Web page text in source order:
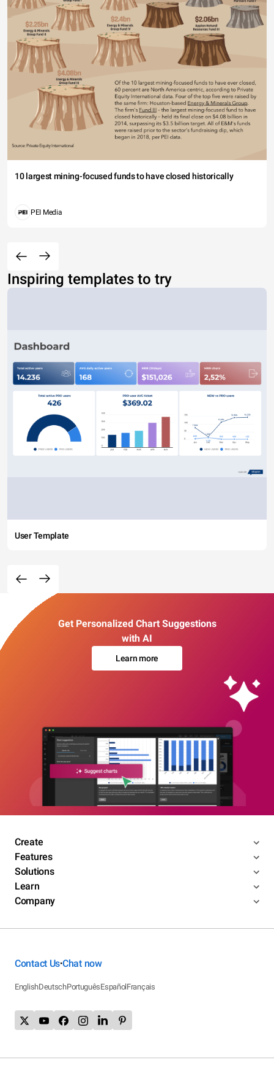
10 largest mining-focused funds to have closed historically
PEI Media
Inspiring templates to try
User Template
Get Personalized Chart Suggestions
with AI
Learn more
Create
Features
Solutions
Learn
Company
Contact Us•Chat now
EnglishDeutschPortuguêsEspañolFrançais